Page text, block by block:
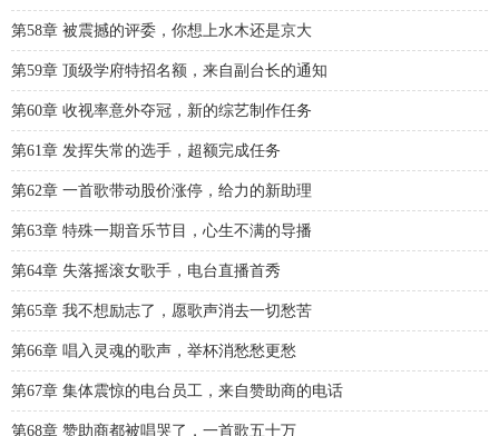
第58章 被震撼的评委，你想上水木还是京大
第59章 顶级学府特招名额，来自副台长的通知
第60章 收视率意外夺冠，新的综艺制作任务
第61章 发挥失常的选手，超额完成任务
第62章 一首歌带动股价涨停，给力的新助理
第63章 特殊一期音乐节目，心生不满的导播
第64章 失落摇滚女歌手，电台直播首秀
第65章 我不想励志了，愿歌声消去一切愁苦
第66章 唱入灵魂的歌声，举杯消愁愁更愁
第67章 集体震惊的电台员工，来自赞助商的电话
第68章 赞助商都被唱哭了，一首歌五十万